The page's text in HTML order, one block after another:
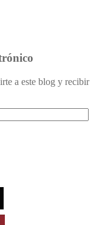
a este blog y recibir